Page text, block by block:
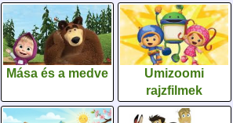
Mása és a medve
Umizoomi
rajzfilmek